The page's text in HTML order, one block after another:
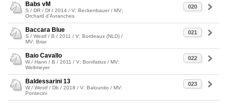
020
Babs vM
S / DR / Df / 2014 / V: Beckenbauer / MV:
Orchard d'Avranches
021
Baccara Blue
S / Westf / B / 2011 / V: Bordeaux (NLD) /
MV: Briar
022
Baio Cavallo
W / Hann / B / 2011 / V: Bonifatius / MV:
Weltmeyer
023
Baldessarini 13
W / Westf / Db / 2018 / V: Balounito / MV:
Pontecini